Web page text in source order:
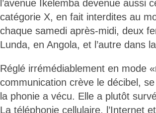
l’avenue Ikelemba devenue aussi
catégorie X, en fait interdites au
chaque samedi après-midi, deux
Lunda, en Angola, et l’autre dans
Réglé irrémédiablement en mode
communication crève le décibel,
la phonie a vécu. Elle a plutôt
La téléphonie cellulaire, l’Internet